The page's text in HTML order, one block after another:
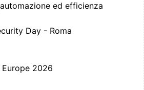
ed efficienza
Day - Roma
2026